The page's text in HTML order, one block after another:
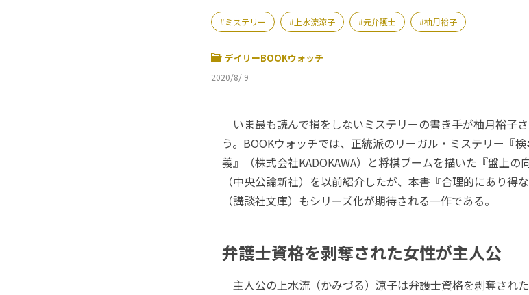
ミステリー 上水流涼子 元弁護士 柚月裕子
デイリーBOOKウォッチ
2020/8/ 9
いま最も読んで損をしないミステリーの書き手が柚月裕子
う。BOOKウォッチでは、正統派のリーガル・ミステリー『
義』（株式会社KADOKAWA）と将棋ブームを描いた『盤上の
（中央公論新社）を以前紹介したが、本書『合理的にあり得な
（講談社文庫）もシリーズ化が期待される一作である。
弁護士資格を剥奪された女性が主人公
主人公の上水流（かみづる）涼子は弁護士資格を剥奪され